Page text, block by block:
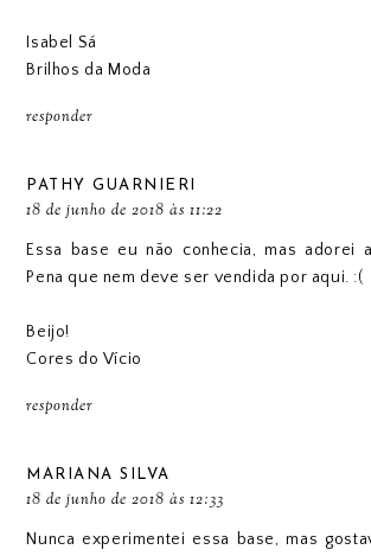
Isabel Sá
Brilhos da Moda
responder
PATHY GUARNIERI
18 de junho de 2018 às 11:22
Essa base eu não conhecia, mas adorei
Pena que nem deve ser vendida por aqui. :(
Beijo!
Cores do Vício
responder
MARIANA SILVA
18 de junho de 2018 às 12:33
Nunca experimentei essa base, mas